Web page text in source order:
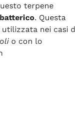
terpene
. Questa
nei casi
o con lo